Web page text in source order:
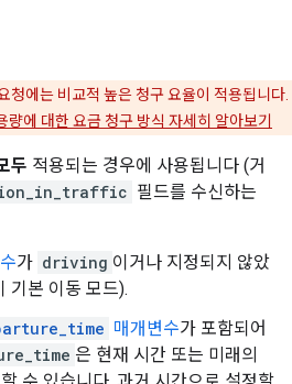
청에는 비교적 높은 청구 요율이 적용됩니다.
에 대한 요금 청구 방식 자세히 알아보기
두 적용되는 경우에 사용됩니다 (거
필드를 수신하는
가 driving 이거나 지정되지 않았
기본 이동 모드).
매개변수가 포함되어
은 현재 시간 또는 미래의